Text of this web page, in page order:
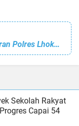
Operasi Yustisi Malam, Ini Titik Sasaran Polres Lhokseumawe Bersama Tim Gabungan
Sekolah Rakyat
Capai 54